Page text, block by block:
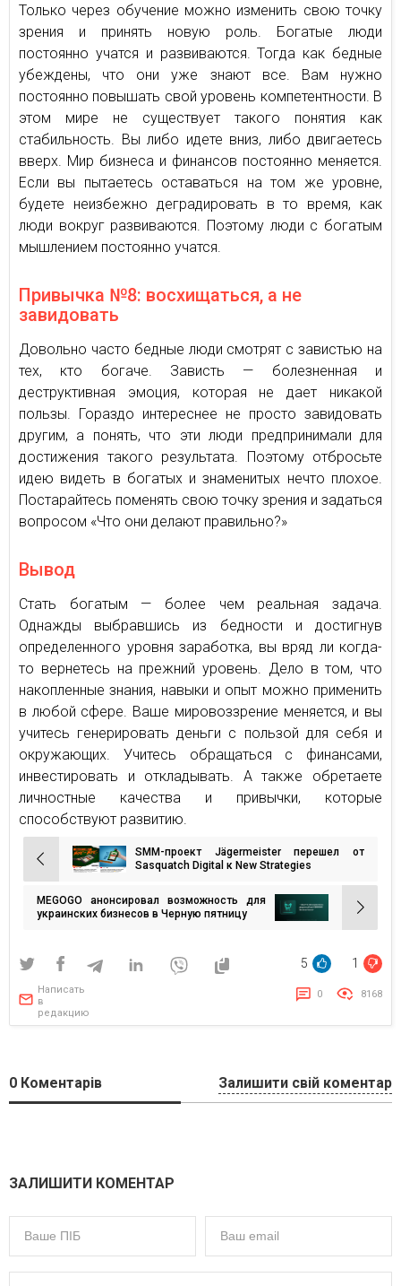
Только через обучение можно изменить свою точку
зрения и принять новую роль. Богатые люди
постоянно учатся и развиваются. Тогда как бедные
убеждены, что они уже знают все. Вам нужно
постоянно повышать свой уровень компетентности. В
этом мире не существует такого понятия как
стабильность. Вы либо идете вниз, либо двигаетесь
вверх. Мир бизнеса и финансов постоянно меняется.
Если вы пытаетесь оставаться на том же уровне,
будете неизбежно деградировать в то время, как
люди вокруг развиваются. Поэтому люди с богатым
мышлением постоянно учатся.
Привычка №8: восхищаться, а не
завидовать
Довольно часто бедные люди смотрят с завистью на
тех, кто богаче. Зависть — болезненная и
деструктивная эмоция, которая не дает никакой
пользы. Гораздо интереснее не просто завидовать
другим, а понять, что эти люди предпринимали для
достижения такого результата. Поэтому отбросьте
идею видеть в богатых и знаменитых нечто плохое.
Постарайтесь поменять свою точку зрения и задаться
вопросом «Что они делают правильно?»
Вывод
Стать богатым — более чем реальная задача.
Однажды выбравшись из бедности и достигнув
определенного уровня заработка, вы вряд ли когда-
то вернетесь на прежний уровень. Дело в том, что
накопленные знания, навыки и опыт можно применить
в любой сфере. Ваше мировоззрение меняется, и вы
учитесь генерировать деньги с пользой для себя и
окружающих. Учитесь обращаться с финансами,
инвестировать и откладывать. А также обретаете
личностные качества и привычки, которые
способствуют развитию.
Навигация
по
записям
SMM-проект Jägermeister перешел от
Sasquatch Digital к New Strategies
MEGOGO анонсировал возможность для
украинских бизнесов в Черную пятницу
5 1
Написать
в
редакцию
0 8168
0 Коментарів Залишити свій коментар
ЗАЛИШИТИ КОМЕНТАР